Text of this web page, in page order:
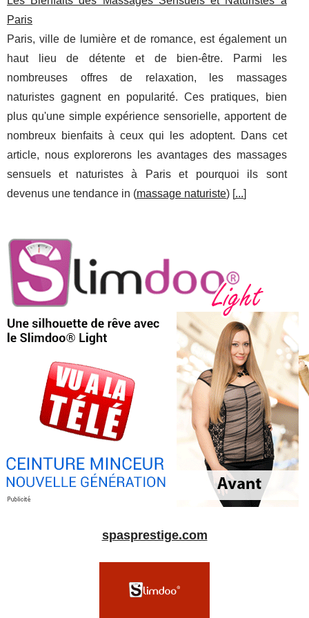
Paris
Paris, ville de lumière et de romance, est également un
haut lieu de détente et de bien-être. Parmi les
nombreuses offres de relaxation, les massages
naturistes gagnent en popularité. Ces pratiques, bien
plus qu'une simple expérience sensorielle, apportent de
nombreux bienfaits à ceux qui les adoptent. Dans cet
article, nous explorerons les avantages des massages
sensuels et naturistes à Paris et pourquoi ils sont
devenus une tendance in (massage naturiste) [...]
spasprestige.com